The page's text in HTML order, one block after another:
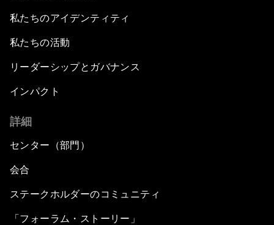
私たちのアイデンティティ
私たちの活動
リーダーシップとガバナンス
インパクト
詳細
センター（部門）
会合
ステークホルダーのコミュニティ
「フォーラム・ストーリー」